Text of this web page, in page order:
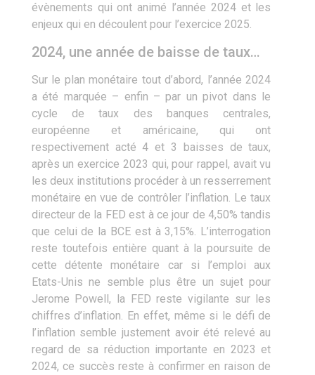
évènements qui ont animé l’année 2024 et les
enjeux qui en découlent pour l’exercice 2025.
2024, une année de baisse de taux…
Sur le plan monétaire tout d’abord, l’année 2024
a été marquée – enfin ­– par un pivot dans le
cycle de taux des banques centrales,
européenne et américaine, qui ont
respectivement acté 4 et 3 baisses de taux,
après un exercice 2023 qui, pour rappel, avait vu
les deux institutions procéder à un resserrement
monétaire en vue de contrôler l’inflation. Le taux
directeur de la FED est à ce jour de 4,50% tandis
que celui de la BCE est à 3,15%. L’interrogation
reste toutefois entière quant à la poursuite de
cette détente monétaire car si l’emploi aux
Etats-Unis ne semble plus être un sujet pour
Jerome Powell, la FED reste vigilante sur les
chiffres d’inflation. En effet, même si le défi de
l’inflation semble justement avoir été relevé au
regard de sa réduction importante en 2023 et
2024, ce succès reste à confirmer en raison de